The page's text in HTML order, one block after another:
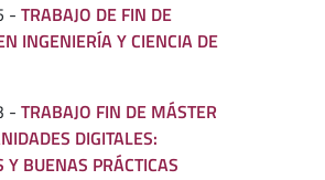
-TRABAJO DE FIN DE
INGENIERÍA Y CIENCIA DE
-TRABAJO FIN DE MÁSTER
DIGITALES:
Y BUENAS PRÁCTICAS